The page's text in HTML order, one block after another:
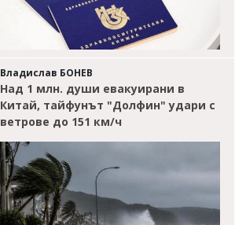
Владислав БОНЕВ
Над 1 млн. души евакуирани в
Китай, тайфунът "Долфин" удари с
ветрове до 151 км/ч